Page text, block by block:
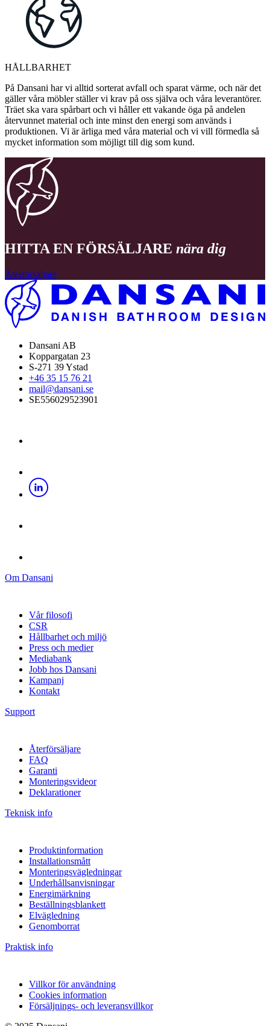
HÅLLBARHET
På Dansani har vi alltid sorterat avfall och sparat värme, och när det
gäller våra möbler ställer vi krav på oss själva och våra leverantörer.
Träet ska vara spårbart och vi håller ett vakande öga på andelen
återvunnet material och inte minst den energi som används i
produktionen. Vi är ärliga med våra material och vi vill förmedla så
mycket information som möjligt till dig som kund.
HITTA EN FÖRSÄLJARE nära dig
Återförsäljare
Dansani AB
Koppargatan 23
S-271 39 Ystad
+46 35 15 76 21
mail@dansani.se
SE556029523901
Om Dansani
Vår filosofi
CSR
Hållbarhet och miljö
Press och medier
Mediabank
Jobb hos Dansani
Kampanj
Kontakt
Support
Återförsäljare
FAQ
Garanti
Monteringsvideor
Deklarationer
Teknisk info
Produktinformation
Installationsmått
Monteringsvägledningar
Underhållsanvisningar
Energimärkning
Beställningsblankett
Elvägledning
Genomborrat
Praktisk info
Villkor för användning
Cookies information
Försäljnings- och leveransvillkor